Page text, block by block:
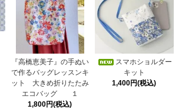
『高橋恵美子』の手ぬい
で作るバッグレッスンキ
ット 大きめ折りたたみ
エコバッグ １
1,800円(税込)
スマホショルダー
キット
1,400円(税込)